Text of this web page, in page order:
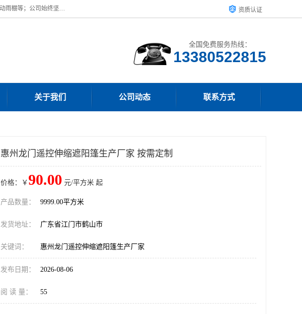
广东鼎新钢结构工程有限公司是一家制作大型电动雨棚厂家;主营：电动推拉雨棚、厂房过道雨棚、电动伸缩雨棚、停车棚、移动雨棚等；公司始终坚持结构创新,品质优越,美观形象,且售后服务好。公司充分吸纳当今休闲用品的前端技术和风格,为您带来质价相宜,时尚典雅的各种户外用品, 资质认证
全国免费服务热线：
13380522815
关于我们 公司动态 联系方式
惠州龙门遥控伸缩遮阳篷生产厂家 按需定制
价格：￥ 90.00 元/平方米 起
产品数量： 9999.00平方米
发货地址： 广东省江门市鹤山市
关键词： 惠州龙门遥控伸缩遮阳篷生产厂家
发布日期： 2026-08-06
阅 读 量： 55